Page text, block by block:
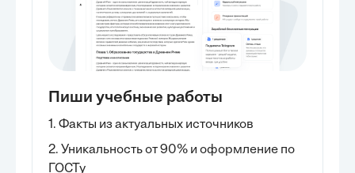
Пиши учебные работы
1. Факты из актуальных источников
2. Уникальность от 90% и оформление по
ГОСТу